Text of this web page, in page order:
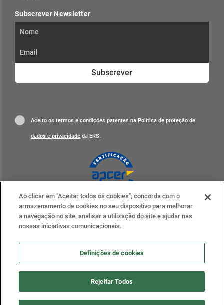
Subscrever Newsletter
Subscrever
Aceito os termos e condições patentes naPolítica de proteção de
dados e privacidade da ERS.
ERS nas redes sociais
Ao clicar em "Aceitar todos os cookies", concorda com o
armazenamento de cookies no seu dispositivo para melhorar
a navegação no site, analisar a utilização do site e ajudar nas
nossas iniciativas comunicacionais.
Definições de cookies
Rejeitar Todos